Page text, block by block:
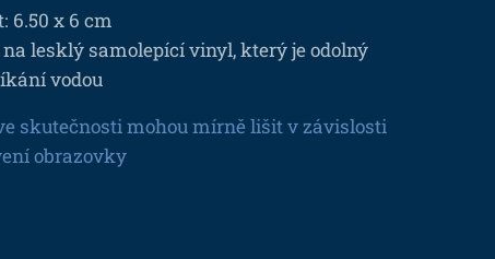
6.50 x 6 cm
lesklý samolepící vinyl, který je odolný
vodou
skutečnosti mohou mírně lišit v závislosti
obrazovky